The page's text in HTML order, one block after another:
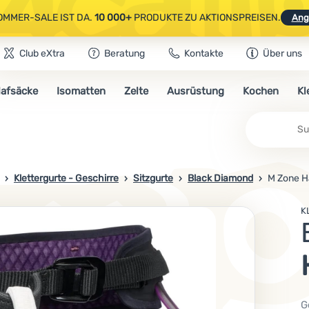
SALE IST DA. 10 000+PRODUKTE ZU AKTIONSPREISEN.
CAMPING- & WANDERAUSRÜSTUNG.CODEOUT10
SALE IST DA.10 000+PRODUKTE ZU AKTIONSPREISEN.
Club eXtra Beratung Kontakte Über uns
Isomatten Zelte Ausrüstung Kochen
Klettergurte - Geschirre Sitzgurte Black Diamond M Zone